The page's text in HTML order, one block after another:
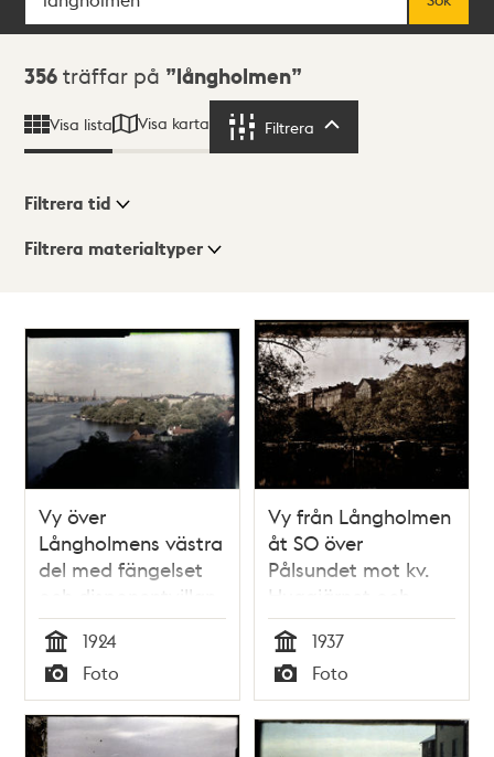
Sökresultat
356 träffar på långholmen
Visa lista Visa karta Filtrera
Visningsläge
Lista
Karta
Filtrera tid
Filtrera materialtyper
356träffar
Vy över
Långholmens västra
del med fängelset
och disponentvillan
Tid
1924
Typ
Foto
Vy från Långholmen
åt SO över
Pålsundet mot kv.
Huggjärnet och
Borren i Högalid
Tid
1937
Typ
Foto